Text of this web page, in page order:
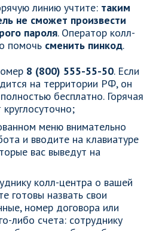
линию учтите: таким
не сможет произвести
пароля. Оператор колл-
помочь сменить пинкод.
8 (800) 555-55-50. Если
на территории РФ, он
бесплатно. Горячая
меню внимательно
и вводите на клавиатуре
вас выведут на
колл-центра о вашей
готовы назвать свои
номер договора или
либо счета: сотруднику